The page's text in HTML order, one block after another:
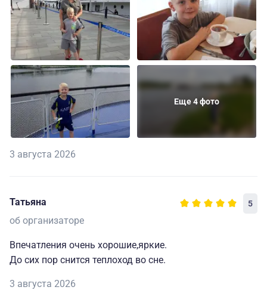
Еще 4 фото
3 августа 2026
Татьяна 5
об организаторе
Впечатления очень хорошие,яркие.
До сих пор снится теплоход во сне.
3 августа 2026